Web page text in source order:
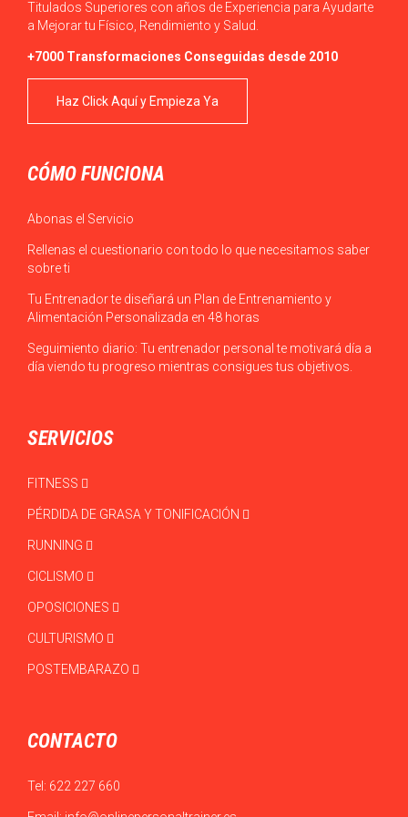
Titulados Superiores con años de Experiencia para Ayudarte
a Mejorar tu Físico, Rendimiento y Salud.
+7000 Transformaciones Conseguidas desde 2010
Haz Click Aquí y Empieza Ya
CÓMO FUNCIONA
Abonas el Servicio
Rellenas el cuestionario con todo lo que necesitamos saber
sobre ti
Tu Entrenador te diseñará un Plan de Entrenamiento y
Alimentación Personalizada en 48 horas
Seguimiento diario: Tu entrenador personal te motivará día a
día viendo tu progreso mientras consigues tus objetivos.
SERVICIOS
FITNESS
PÉRDIDA DE GRASA Y TONIFICACIÓN
RUNNING
CICLISMO
OPOSICIONES
CULTURISMO
POSTEMBARAZO
CONTACTO
Tel: 622 227 660